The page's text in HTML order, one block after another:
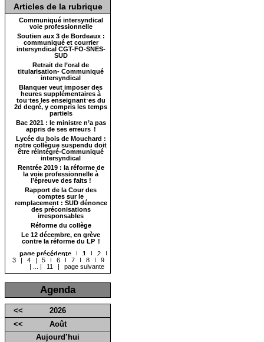
Articles de la rubrique
Communiqué intersyndical
voie professionnelle
Soutien aux 3 de Bordeaux :
communiqué et courrier
intersyndical CGT-FO-SNES-
SUD
Retrait de l’oral de
titularisation- Communiqué
intersyndical
Blanquer veut imposer des
heures supplémentaires à
tou⋅tes les enseignant⋅es du
2d degré, y compris les temps
partiels
Bac 2021 : le ministre n’a pas
appris de ses erreurs !
Lycée du bois de Mouchard :
notre collègue suspendu doit
être réintégré-Communiqué
intersyndical
Rentrée 2019 : la réforme de
la voie professionnelle à
l’épreuve des faits !
Rapport de la Cour des
comptes sur le
remplacement : SUD dénonce
des préconisations
irresponsables
Réforme du collège
Le 12 décembre, en grève
contre la réforme du LP !
page précédente
| 1 | 2
|
3
| 4 | 5 | 6 | 7 | 8 |
9
|
| 11 | page suivante
Agenda
<<
2026
<<
Août
Aujourd’hui